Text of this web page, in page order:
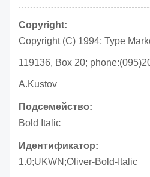
Copyright:
Copyright (C) 1994; Type
119136, Box 20;
A.Kustov
Подсемейство:
Bold Italic
Идентификатор:
1.0;UKWN;Oliver-Bold-Italic